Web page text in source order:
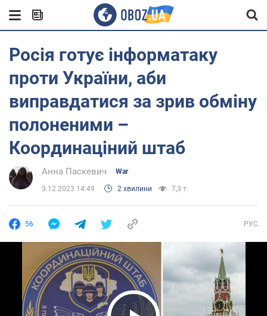
Росія готує інформатаку
проти України, аби
виправдатися за зрив обміну
полоненими –
Координаціний штаб
Анна Паскевич War
3.12.2023 14:49 2 хвилини 7,3 т.
56 РУС